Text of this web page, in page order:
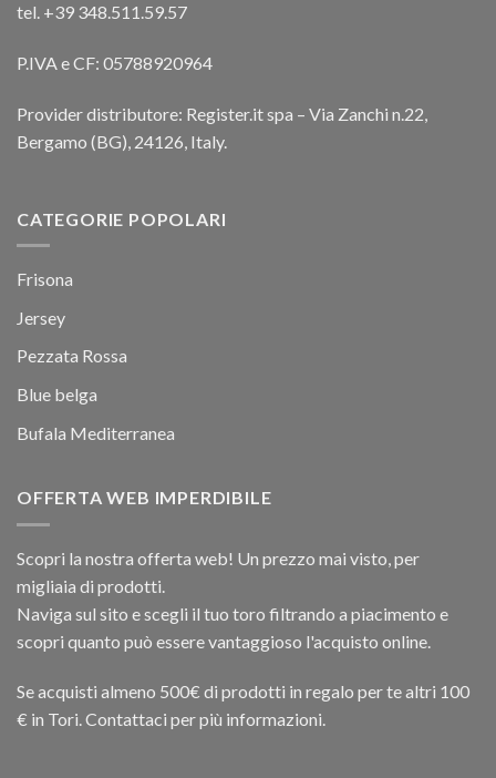
tel. +39 348.511.59.57
P.IVA e CF: 05788920964
Provider distributore: Register.it spa – Via Zanchi n.22,
Bergamo (BG), 24126, Italy.
CATEGORIE POPOLARI
Frisona
Jersey
Pezzata Rossa
Blue belga
Bufala Mediterranea
OFFERTA WEB IMPERDIBILE
Scopri la nostra offerta web! Un prezzo mai visto, per
migliaia di prodotti.
Naviga sul sito e scegli il tuo toro filtrando a piacimento e
scopri quanto può essere vantaggioso l'acquisto online.
Se acquisti almeno 500€ di prodotti in regalo per te altri 100
€ in Tori. Contattaci per più informazioni.